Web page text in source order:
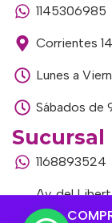
1145306985
Corrientes
Lunes a
Sábados de
1168893524
Av. del
Buenos Aires